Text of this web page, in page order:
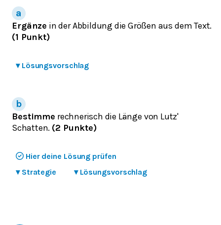
Ergänze in der Abbildung die Größen aus dem Text.
(1 Punkt)
▾ Lösungsvorschlag
Bestimme rechnerisch die Länge von Lutz'
Schatten. (2 Punkte)
Hier deine Lösung prüfen
▾ Strategie ▾ Lösungsvorschlag